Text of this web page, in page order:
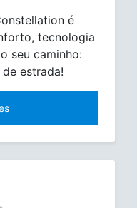
é
tecnologia
seu caminho:
estrada!